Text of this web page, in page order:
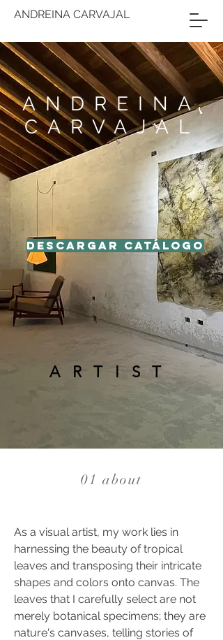
ANDREINA CARVAJAL
ANDREINA
CARVAJAL
Descargar catálogo
ARTIST
01 about
As a visual artist, my work lies in
harnessing the beauty of tropical
leaves and transposing their intricate
shapes and colors onto canvas. The
leaves that I carefully select are not
merely botanical specimens; they are
nature's canvases, telling stories of